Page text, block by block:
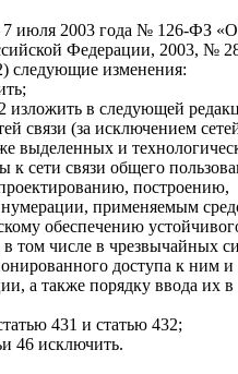
июля 2003 года № 126-ФЗ «О
Федерации, 2003, №
следующие изменения:
изложить в следующей
связи (за исключением
выделенных и
к сети связи общего
построению,
применяемым
обеспечению
том числе в чрезвычайных
доступа к ним и
а также порядку ввода их в
431 и статью 432;
46 исключить.